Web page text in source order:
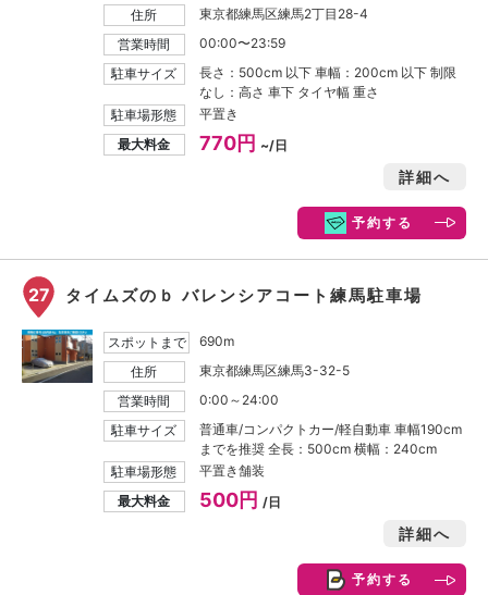
住所
東京都練馬区練馬2丁目28-4
営業時間
00:00〜23:59
駐車サイズ
長さ：500cm 以下 車幅：200cm 以下 制限
なし：高さ 車下 タイヤ幅 重さ
駐車場形態
平置き
最大料金
770円 ~/日
詳細へ
予約する
27 タイムズのｂ バレンシアコート練馬駐車場
スポットまで
690m
住所
東京都練馬区練馬3-32-5
営業時間
0:00～24:00
駐車サイズ
普通車/コンパクトカー/軽自動車 車幅190cm
までを推奨 全長：500cm 横幅：240cm
駐車場形態
平置き舗装
最大料金
500円 /日
詳細へ
予約する